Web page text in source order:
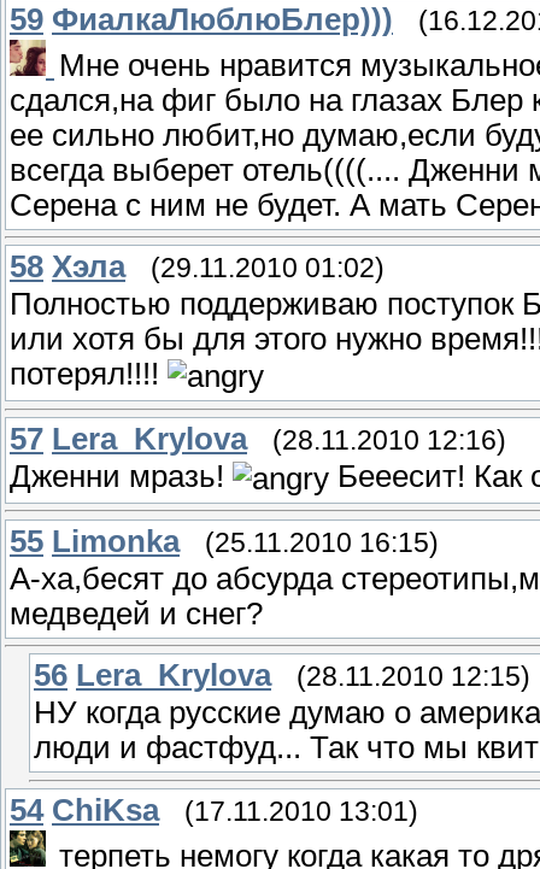
59 ФиалкаЛюблюБлер)))
Мне очень нравится
сдался,на фиг было на глазах
ее сильно любит,но думаю,если
всегда выберет отель((((.... Дженни
Серена с ним не будет. А мать
58 Хэла (29.11.2010 01:02)
Полностью поддерживаю поступок
или хотя бы для этого нужно
потерял!!!!
57 Lera_Krylova (28.11.2010 12:16)
Дженни мразь!
Бееесит! Как
55 Limonka (25.11.2010 16:15)
А-ха,бесят до абсурда
медведей и снег?
56 Lera_Krylova (28.11.2010 12:15)
НУ когда русские думаю о
люди и фастфуд... Так что мы
54 ChiKsa (17.11.2010 13:01)
терпеть немогу когда какая то